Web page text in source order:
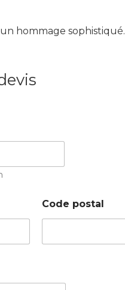
hommage sophistiqué.
Code postal